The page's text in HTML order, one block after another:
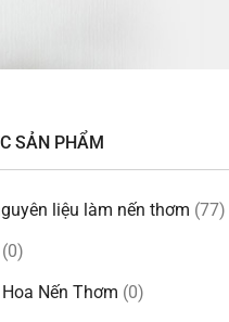
SẢN PHẨM
liệu làm nến thơm (77)
(0)
Nến Thơm (0)